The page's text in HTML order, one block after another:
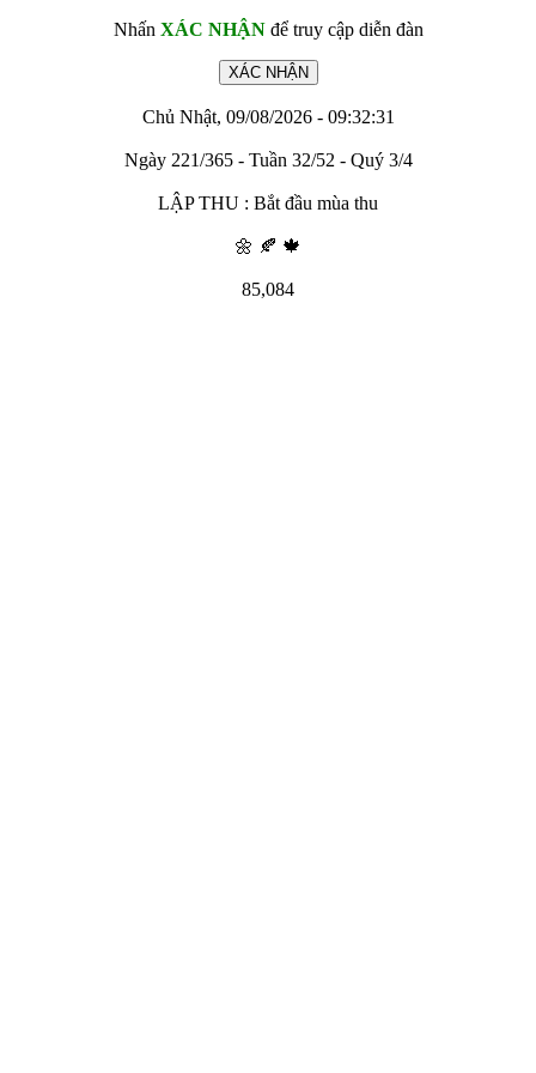
Nhấn XÁC NHẬNđể truy cập diễn đàn
Chủ Nhật, 09/08/2026 - 09:32:31
Ngày 221/365 - Tuần 32/52 - Quý 3/4
LẬP THU : Bắt đầu mùa thu
🌼 🍂 🍁
85,084